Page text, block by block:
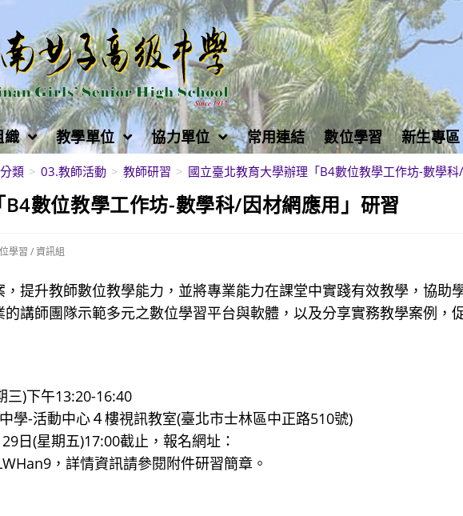
織 教學單位 協力單位 常用連結 數位學習 新生專區
類 > 03.教師活動 > 教師研習 > 國立臺北教育大學辦理「B4數位教學工作坊-數學
數位教學工作坊-數學科/因材網應用」研習
學習 /資訊組
提升教師數位教學能力，並將專業能力在課堂中實踐有效教學，協助
講師團隊示範多元之數位學習平台與軟體，以及分享實務教學案例，
三)下午13:20-16:40
學-活動中心４樓視訊教室(臺北市士林區中正路510號)
日(星期五)17:00截止，報名網址：
，詳情資訊請參閱附件研習簡章。